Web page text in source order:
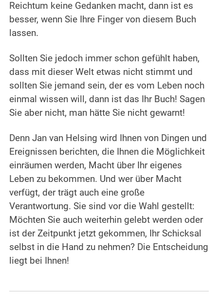
Reichtum keine Gedanken macht, dann ist es
besser, wenn Sie Ihre Finger von diesem Buch
lassen.
Sollten Sie jedoch immer schon gefühlt haben,
dass mit dieser Welt etwas nicht stimmt und
sollten Sie jemand sein, der es vom Leben noch
einmal wissen will, dann ist das Ihr Buch! Sagen
Sie aber nicht, man hätte Sie nicht gewarnt!
Denn Jan van Helsing wird Ihnen von Dingen und
Ereignissen berichten, die Ihnen die Möglichkeit
einräumen werden, Macht über Ihr eigenes
Leben zu bekommen. Und wer über Macht
verfügt, der trägt auch eine große
Verantwortung. Sie sind vor die Wahl gestellt:
Möchten Sie auch weiterhin gelebt werden oder
ist der Zeitpunkt jetzt gekommen, Ihr Schicksal
selbst in die Hand zu nehmen? Die Entscheidung
liegt bei Ihnen!